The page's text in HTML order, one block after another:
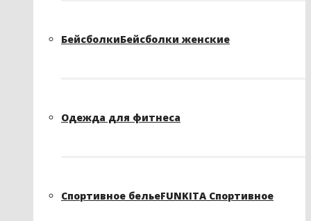
БейсболкиБейсболки женские
Одежда для фитнеса
Спортивное бельеFUNKITA Спортивное